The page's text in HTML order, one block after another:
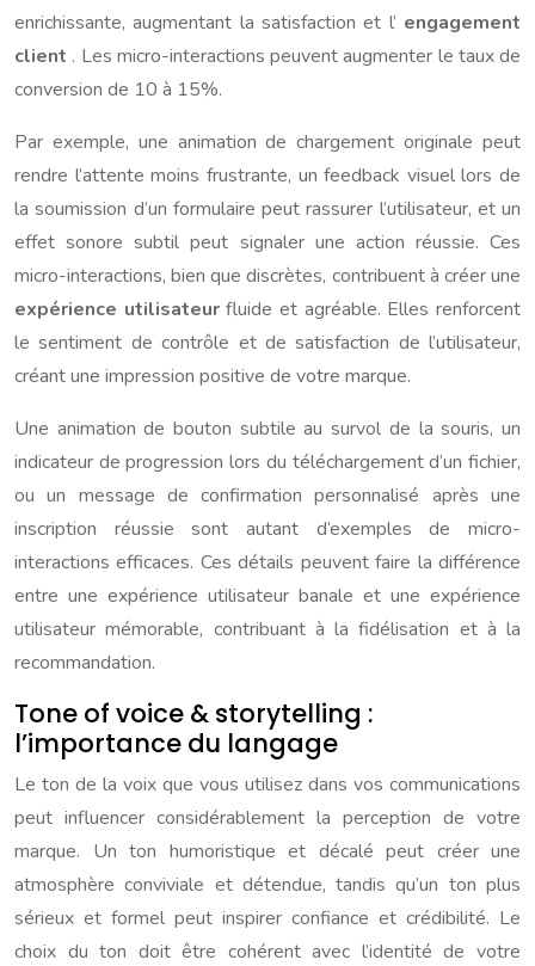
enrichissante, augmentant la satisfaction et l’ engagement
client . Les micro-interactions peuvent augmenter le taux de
conversion de 10 à 15%.
Par exemple, une animation de chargement originale peut
rendre l’attente moins frustrante, un feedback visuel lors de
la soumission d’un formulaire peut rassurer l’utilisateur, et un
effet sonore subtil peut signaler une action réussie. Ces
micro-interactions, bien que discrètes, contribuent à créer une
expérience utilisateurfluide et agréable. Elles renforcent
le sentiment de contrôle et de satisfaction de l’utilisateur,
créant une impression positive de votre marque.
Une animation de bouton subtile au survol de la souris, un
indicateur de progression lors du téléchargement d’un fichier,
ou un message de confirmation personnalisé après une
inscription réussie sont autant d’exemples de micro-
interactions efficaces. Ces détails peuvent faire la différence
entre une expérience utilisateur banale et une expérience
utilisateur mémorable, contribuant à la fidélisation et à la
recommandation.
Tone of voice & storytelling :
l’importance du langage
Le ton de la voix que vous utilisez dans vos communications
peut influencer considérablement la perception de votre
marque. Un ton humoristique et décalé peut créer une
atmosphère conviviale et détendue, tandis qu’un ton plus
sérieux et formel peut inspirer confiance et crédibilité. Le
choix du ton doit être cohérent avec l’identité de votre